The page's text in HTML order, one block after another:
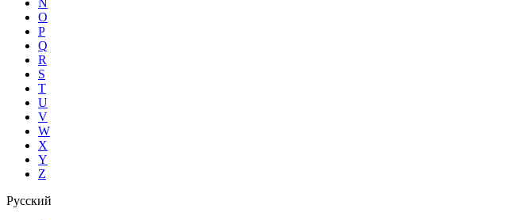
N
O
P
Q
R
S
T
U
V
W
X
Y
Z
Русский